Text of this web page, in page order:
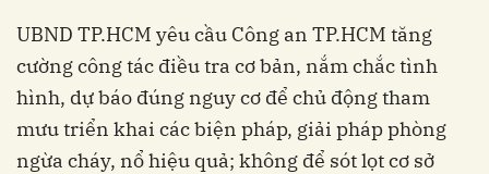
UBND TP.HCM yêu cầu Công an TP.HCM tăng
cường công tác điều tra cơ bản, nắm chắc tình
hình, dự báo đúng nguy cơ để chủ động tham
mưu triển khai các biện pháp, giải pháp phòng
ngừa cháy, nổ hiệu quả; không để sót lọt cơ sở